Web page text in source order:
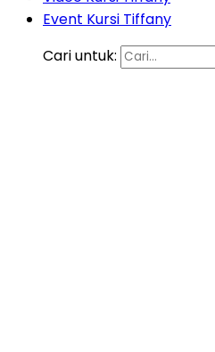
Event Kursi Tiffany
Cari untuk: